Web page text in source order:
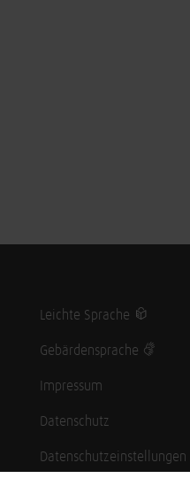
Leichte Sprache
Gebärdensprache
Impressum
Datenschutz
Datenschutzeinstellungen